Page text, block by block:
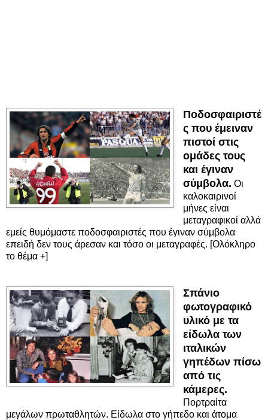
Ποδοσφαιριστέ
ς που έμειναν
πιστοί στις
ομάδες τους
και έγιναν
σύμβολα. Οι
καλοκαιρινοί
μήνες είναι
μεταγραφικοί αλλά
εμείς θυμόμαστε ποδοσφαιριστές που έγιναν σύμβολα
επειδή δεν τους άρεσαν και τόσο οι μεταγραφές. [Ολόκληρο
το θέμα +]
Σπάνιο
φωτογραφικό
υλικό με τα
είδωλα των
ιταλικών
γηπέδων πίσω
από τις
κάμερες.
Πορτραίτα
μεγάλων πρωταθλητών. Είδωλα στο γήπεδο και άτομα